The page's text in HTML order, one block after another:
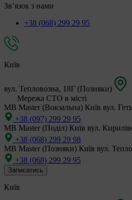
Зв’язок з нами
+38 (068) 299 29 95
Київ
вул. Тепловозна, 18Г (Позняки)
Мережа СТО в місті
MB Master (Вокзальна) Київ вул.
+38 (097) 299 29 95
MB Master (Поділ) Київ вул.
+38 (068) 299 29 98
MB Master (Позняки) Київ вул.
+38 (068) 299 29 95
Записатись
Київ